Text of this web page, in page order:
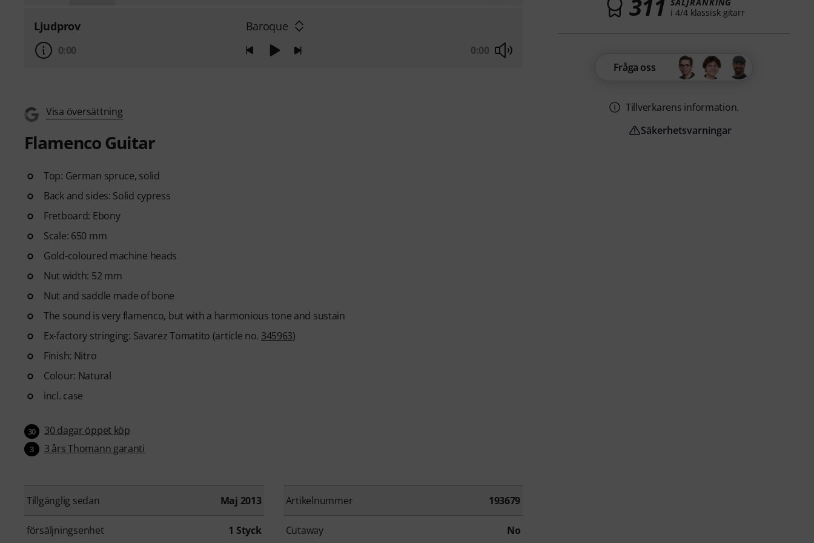
Ljudprov Baroque
0:00 0:00
Visa översättning
Flamenco Guitar
Top: German spruce, solid
Back and sides: Solid cypress
Fretboard: Ebony
Scale: 650 mm
Gold-coloured machine heads
Nut width: 52 mm
Nut and saddle made of bone
The sound is very flamenco, but with a harmonious tone and sustain
Ex-factory stringing: Savarez Tomatito (article no. 345963)
Finish: Nitro
Colour: Natural
incl. case
30 30 dagar öppet köp
3 3 års Thomann garanti
Tillgänglig sedan Maj 2013 Artikelnummer 193679
försäljningsenhet 1 Styck Cutaway No
311 i 4/4 klassisk gitarr
Fråga oss
Tillverkarens information.
Säkerhetsvarningar